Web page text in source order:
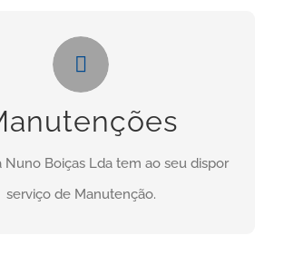
Nuno Boiças Lda tem ao seu dispor
serviço de Manutenção.
Manutenções
serviço? Clique no botão abaixo:
CONTACTO